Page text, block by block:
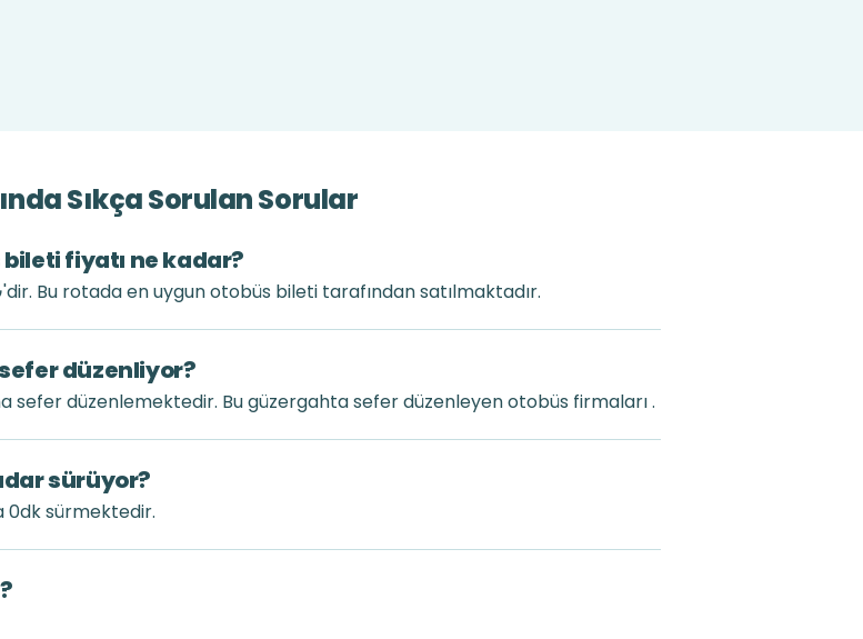
Sıkça Sorulan Sorular
fiyatı ne kadar?
Bu rotada en uygun otobüs bileti tarafından satılmaktadır.
düzenliyor?
sefer düzenlemektedir. Bu güzergahta sefer düzenleyen otobüs firmaları .
sürüyor?
0dk sürmektedir.